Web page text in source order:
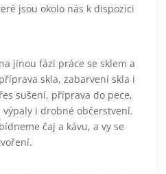
jsou okolo nás k dispozici
jinou fázi práce se sklem a
skla, zabarvení skla i
sušení, příprava do pece,
i drobné občerstvení.
čaj a kávu, a vy se